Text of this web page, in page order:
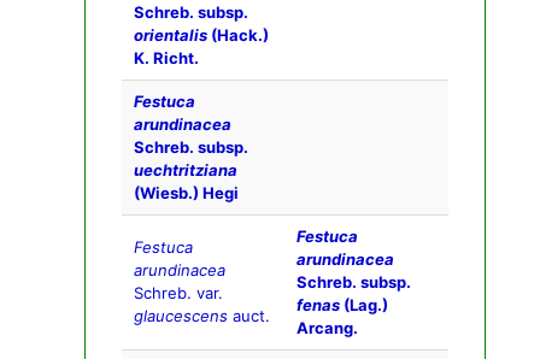
Schreb. subsp.
orientalis (Hack.)
K. Richt.
Festuca
arundinacea
Schreb. subsp.
uechtritziana
(Wiesb.) Hegi
Festuca
arundinacea
Schreb. var.
glaucescens auct.
Festuca
arundinacea
Schreb. subsp.
fenas (Lag.)
Arcang.